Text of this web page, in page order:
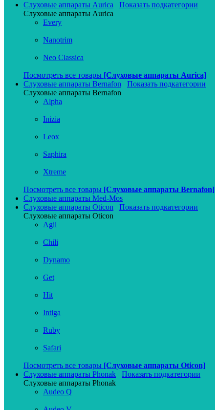
Слуховые аппараты Aurica
Показать подкатегории
Слуховые аппараты Aurica
Every
Nanotrim
Neo Classica
Посмотреть все товары [Слуховые аппараты Aurica]
Слуховые аппараты Bernafon
Показать подкатегории
Слуховые аппараты Bernafon
Alpha
Inizia
Leox
Saphira
Xtreme
Посмотреть все товары [Слуховые аппараты Bernafon]
Слуховые аппараты Med-Mos
Слуховые аппараты Oticon
Показать подкатегории
Слуховые аппараты Oticon
Agil
Chili
Dynamo
Get
Hit
Intiga
Ruby
Safari
Посмотреть все товары [Слуховые аппараты Oticon]
Слуховые аппараты Phonak
Показать подкатегории
Слуховые аппараты Phonak
Audeo Q